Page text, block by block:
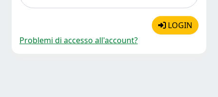
LOGIN
Problemi di accesso all'account?